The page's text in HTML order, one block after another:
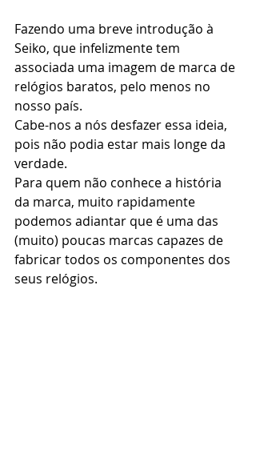
Fazendo uma breve introdução à
Seiko, que infelizmente tem
associada uma imagem de marca de
relógios baratos, pelo menos no
nosso país.
Cabe-nos a nós desfazer essa ideia,
pois não podia estar mais longe da
verdade.
Para quem não conhece a história
da marca, muito rapidamente
podemos adiantar que é uma das
(muito) poucas marcas capazes de
fabricar todos os componentes dos
seus relógios.